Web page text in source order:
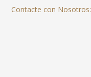
Contacte con Nosotros: